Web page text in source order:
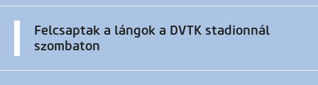
Felcsaptak a lángok a DVTK stadionnál
szombaton